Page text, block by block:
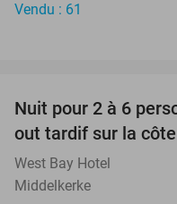
Vendu : 61
Nuit pour 2 à 6
out tardif sur la
West Bay Hotel
Middelkerke